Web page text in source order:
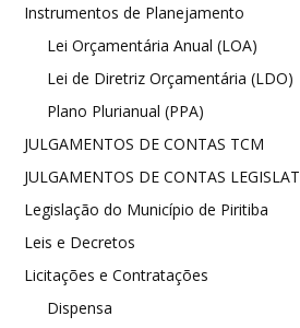
Instrumentos de Planejamento
Lei Orçamentária Anual (LOA)
Lei de Diretriz Orçamentária (LDO)
Plano Plurianual (PPA)
JULGAMENTOS DE CONTAS TCM
JULGAMENTOS DE CONTAS
Legislação do Município de Piritiba
Leis e Decretos
Licitações e Contratações
Dispensa